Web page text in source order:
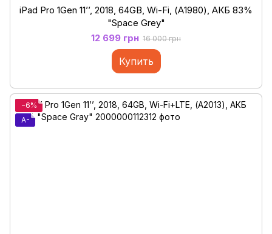
iPad Pro 1Gen 11’’, 2018, 64GB, Wi-Fi, (А1980), АКБ 83%
"Space Grey"
12 699 грн 16 000 грн
Купить
−6%
A-